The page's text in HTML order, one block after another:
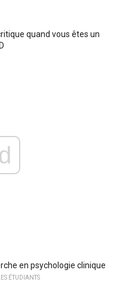
quand vous êtes un
en psychologie clinique
ÉTUDIANTS